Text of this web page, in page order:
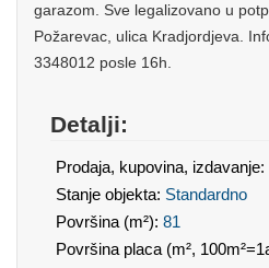
garazom. Sve legalizovano u
Požarevac, ulica Kradjordjeva.
3348012 posle 16h.
Detalji:
Prodaja, kupovina, izdavanje:
Stanje objekta: Standardno
Površina (m²): 81
Površina placa (m²,